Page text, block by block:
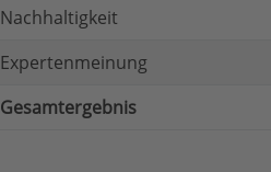
Nachhaltigkeit
Expertenmeinung
Gesamtergebnis